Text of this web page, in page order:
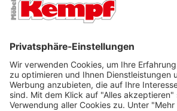
FILIALEN
FOLGEN SIE UNS